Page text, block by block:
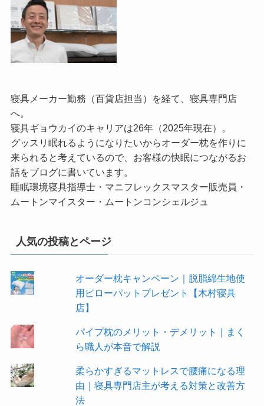
寝具メーカー勤務（百貨店担当）を経て、寝具専門店
へ。
寝具ギョウカイのキャリアは26年（2025年現在）。
グッスリ眠れるようになりたいからオーダー枕を作りに
来られると考えているので、お客様の快眠につながるお
話をブログに書いています。
睡眠環境寝具指導士・マニフレックスマスター販売員・
ムートンマイスター・ムートンコンシェルジュ
人気の投稿とページ
オーダー枕キャンペーン｜脱脂綿生地使
用ピローパットプレゼント【木村寝具
店】
パイプ枕のメリット・デメリット｜まく
ら職人が本音で解説
柔らかすぎるマットレスで腰痛になる理
由｜寝具専門店主が考える対策と改善方
法